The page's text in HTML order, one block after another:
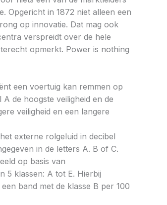
Opgericht in 1872 niet alleen een
op innovatie. Dat mag ook
verspreidt over de hele
opmerkt. Power is nothing
een voertuig kan remmen op
de hoogste veiligheid en de
veiligheid en een langere
externe rolgeluid in decibel
in de letters A. B of C.
op basis van
5 klassen: A tot E. Hierbij
band met de klasse B per 100